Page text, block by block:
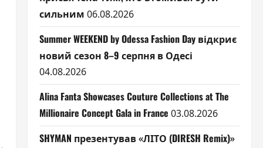
сильним 06.08.2026
Summer WEEKEND by Odessa Fashion Day відкриє
новий сезон 8–9 серпня в Одесі
04.08.2026
Alina Fanta Showcases Couture Collections at The
Millionaire Concept Gala in France 03.08.2026
SHYMAN презентував «ЛІТО (DIRESH Remix)»